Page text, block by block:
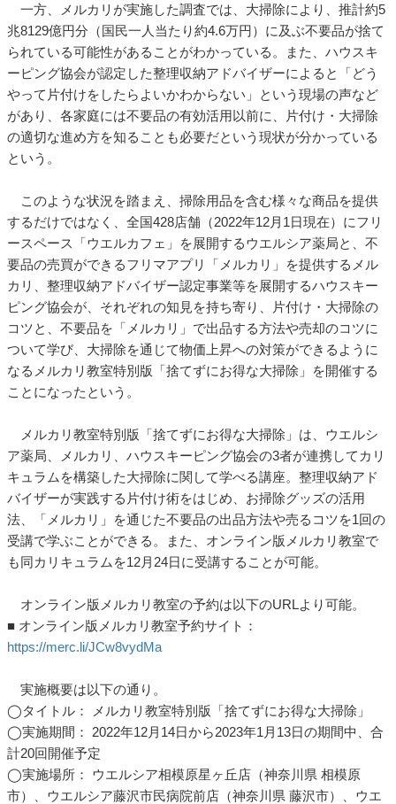
一方、メルカリが実施した調査では、大掃除により、推計約5
兆8129億円分（国民一人当たり約4.6万円）に及ぶ不要品が捨て
られている可能性があることがわかっている。また、ハウスキ
ーピング協会が認定した整理収納アドバイザーによると「どう
やって片付けをしたらよいかわからない」という現場の声など
があり、各家庭には不要品の有効活用以前に、片付け・大掃除
の適切な進め方を知ることも必要だという現状が分かっている
という。
このような状況を踏まえ、掃除用品を含む様々な商品を提供
するだけではなく、全国428店舗（2022年12月1日現在）にフリ
ースペース「ウエルカフェ」を展開するウエルシア薬局と、不
要品の売買ができるフリマアプリ「メルカリ」を提供するメル
カリ、整理収納アドバイザー認定事業等を展開するハウスキー
ピング協会が、それぞれの知見を持ち寄り、片付け・大掃除の
コツと、不要品を「メルカリ」で出品する方法や売却のコツに
ついて学び、大掃除を通じて物価上昇への対策ができるように
なるメルカリ教室特別版「捨てずにお得な大掃除」を開催する
ことになったという。
メルカリ教室特別版「捨てずにお得な大掃除」は、ウエルシ
ア薬局、メルカリ、ハウスキーピング協会の3者が連携してカリ
キュラムを構築した大掃除に関して学べる講座。整理収納アド
バイザーが実践する片付け術をはじめ、お掃除グッズの活用
法、「メルカリ」を通じた不要品の出品方法や売るコツを1回の
受講で学ぶことができる。また、オンライン版メルカリ教室で
も同カリキュラムを12月24日に受講することが可能。
オンライン版メルカリ教室の予約は以下のURLより可能。
■ オンライン版メルカリ教室予約サイト：
https://merc.li/JCw8vydMa
実施概要は以下の通り。
◯タイトル： メルカリ教室特別版「捨てずにお得な大掃除」
◯実施期間： 2022年12月14日から2023年1月13日の期間中、合
計20回開催予定
◯実施場所： ウエルシア相模原星ヶ丘店（神奈川県 相模原
市）、ウエルシア藤沢市民病院前店（神奈川県 藤沢市）、ウエ